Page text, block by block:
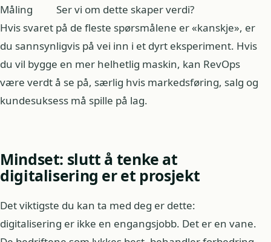
Måling
Ser vi om dette skaper verdi?
Hvis svaret på de fleste spørsmålene er «kanskje», er
du sannsynligvis på vei inn i et dyrt eksperiment. Hvis
du vil bygge en mer helhetlig maskin, kan RevOps
være verdt å se på, særlig hvis markedsføring, salg og
kundesuksess må spille på lag.
Mindset: slutt å tenke at
digitalisering er et prosjekt
Det viktigste du kan ta med deg er dette:
digitalisering er ikke en engangsjobb. Det er en vane.